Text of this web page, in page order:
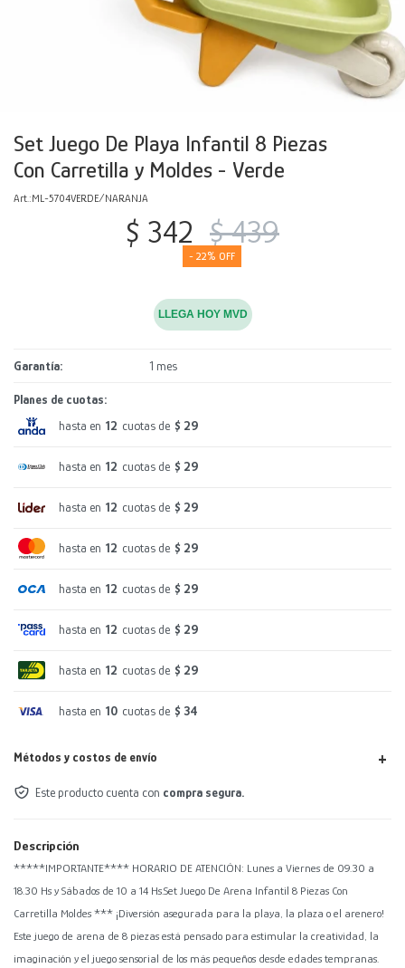
Set Juego De Playa Infantil 8 Piezas
Con Carretilla y Moldes - Verde
ML-5704VERDE/NARANJA
$ 342 $ 439
22
LLEGA HOY MVD
Garantía 1 mes
Planes de cuotas:
hasta en 12 cuotas de $ 29
hasta en 12 cuotas de $ 29
hasta en 12 cuotas de $ 29
hasta en 12 cuotas de $ 29
hasta en 12 cuotas de $ 29
hasta en 12 cuotas de $ 29
hasta en 12 cuotas de $ 29
hasta en 10 cuotas de $ 34
Métodos y costos de envío
Este producto cuenta con compra segura.
Descripción
*****IMPORTANTE**** HORARIO DE ATENCIÓN: Lunes a Viernes de 09.30 a
18.30 Hs y Sábados de 10 a 14 Hs.Set Juego De Arena Infantil 8 Piezas Con
Carretilla Moldes *** ¡Diversión asegurada para la playa, la plaza o el arenero!
Este juego de arena de 8 piezas está pensado para estimular la creatividad, la
imaginación y el juego sensorial de los más pequeños desde edades tempranas.
Acolchados y Frazadas